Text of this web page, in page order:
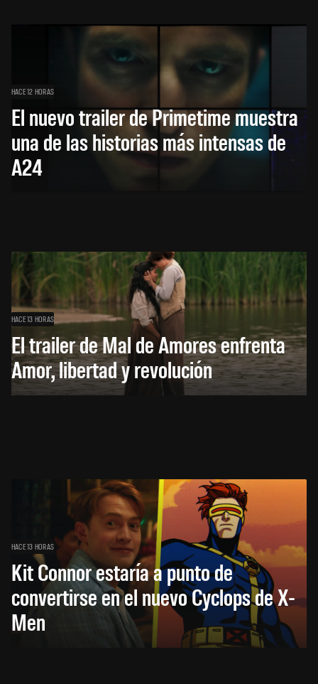
HACE 12 HORAS
El nuevo trailer de Primetime muestra
una de las historias más intensas de
A24
HACE 13 HORAS
El trailer de Mal de Amores enfrenta
Amor, libertad y revolución
HACE 13 HORAS
Kit Connor estaría a punto de
convertirse en el nuevo Cyclops de X-
Men